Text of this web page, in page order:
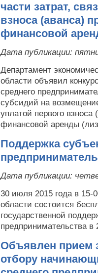
части затрат,
взноса (аванса)
финансовой
Дата публикации:
Департамент
области объявил
среднего
субсидий на
уплатой первого
финансовой аренды
Поддержка
Дата публикации:
30 июля 2015 года в 15-
области состоится
государственной
предпринимательства в
Объявлен прием
отбору